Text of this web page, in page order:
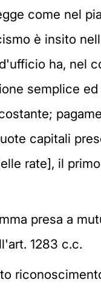
come nel
è insito
ha, nel
semplice
capitali
rate], il
presa a
1283 c.c.